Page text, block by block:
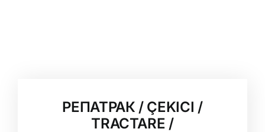
РЕПАТРАК / ÇEKICI /
TRACTARE /